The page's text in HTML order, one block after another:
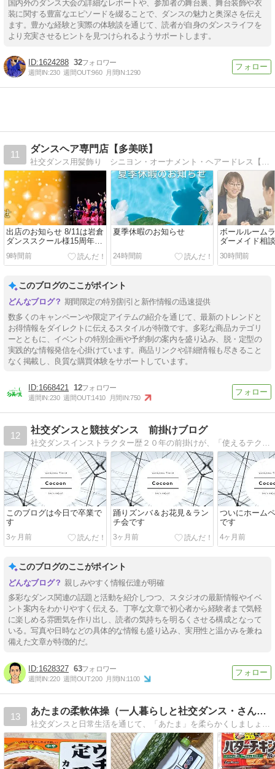
国内外のダンス大会の詳細なレポートや、参加者の舞台裏、舞台装飾や衣
装に関する豊富なエピソードを綴ることで、ダンスの魅力と奥深さを伝え
ます。豊かな経験と実際の体験談を通じて、読者が自身のダンスライフを
より充実させるヒントを見つけられるようサポートします。
1624288 32
週間IN:230 週間OUT:960 月間IN:1290
11
ダンスヘア専門店【多美咲】
社交ダンス用髪飾り シニヨン・オーナメント・ヘアードレス【多美咲】たみしょう
出店のお知らせ 8/11は岩倉
ダンススクール様15周年記
念舞踏晩餐会in飛天
9時間前
夏季休暇のお知らせ
24時間前
ボールルーム
ダーメイド相
中｜個別相談
30時間前
このブログのここがポイント
期間限定の特別割引と新作情報の迅速提供
数多くのキャンペーンや限定アイテムの紹介を通じて、最新のトレンドと
お得情報をダイレクトに伝えるスタイルが特徴です。多彩な商品カテゴリ
ーとともに、イベントの特別企画や予約制の案内を盛り込み、脱・定型の
実践的な情報発信を心掛けています。商品リンクや詳細情報も尽きること
なく掲載し、良質な購買体験をサポートしています。
1668421 12
週間IN:230 週間OUT:1410 月間IN:750
12
社交ダンスと競技ダンス 前掛けブログ
社交ダンスインストラクター歴２０年の前掛けが、「使えるテクニック」や「関係者しか言えない裏話」「競技会で勝つ方法」などをぶっちゃけて書いています。
このブログは今日で卒業で
す
3ヶ月前
踊りズンバ＆お花見＆ラン
チ会です
3ヶ月前
ついにホーム
です
4ヶ月前
このブログのここがポイント
親しみやすく情報伝達が明確
多彩なダンス関連の話題と活動を紹介しつつ、スタジオの最新情報やイベ
ント案内をわかりやすく伝える。丁寧な文章で初心者から経験者まで気軽
に楽しめる雰囲気を作り出し、読者の気持ちを明るくさせる構成となって
いる。写真や日時などの具体的な情報も盛り込み、実用性と温かみを兼ね
備えた文章が特徴的だ。
1628327 63
週間IN:220 週間OUT:200 月間IN:1100
13
あたまの柔軟体操（一人暮らしと社交ダンス・さんぞうブログ）